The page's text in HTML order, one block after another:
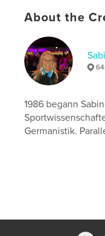
Softcover:
Publish Date:
Jan
LanguageGerman
Burnout
DJ
About the
1986 begann
Germanistik.